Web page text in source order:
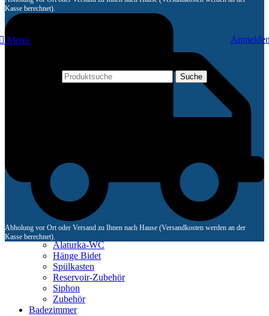
Kasse berechnet).
Abholung vor Ort oder Versand zu Ihnen nach Hause (Versandkosten werden an der
Kasse berechnet).
Menü
Suche
Stand-WC-Sets
WC Deckel
Betätigungsplatte
Urinal
Reservoir & Vorwandelemente
Stand Bidet
Bidet
Alaturka-WC
Hänge Bidet
Spülkasten
Reservoir-Zubehör
Siphon
Zubehör
Badezimmer